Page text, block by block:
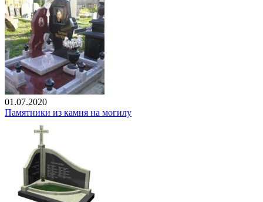
01.07.2020
Памятники из камня на могилу